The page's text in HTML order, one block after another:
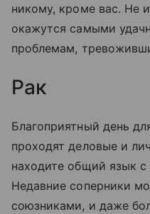
никому, кроме вас. Не
окажутся самыми
проблемам,
Рак
Благоприятный день
проходят деловые и
находите общий язык
Недавние соперники
союзниками, и даже